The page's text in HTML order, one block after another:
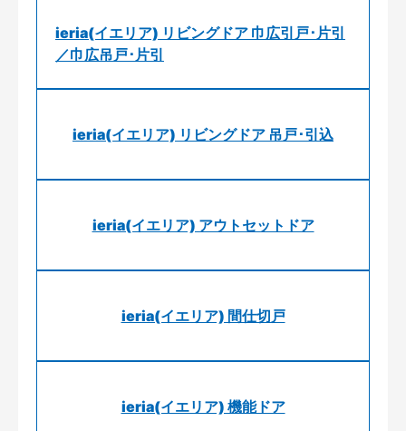
ieria(イエリア) リビングドア 巾広引戸･片引
／巾広吊戸･片引
ieria(イエリア) リビングドア 吊戸･引込
ieria(イエリア) アウトセットドア
ieria(イエリア) 間仕切戸
ieria(イエリア) 機能ドア